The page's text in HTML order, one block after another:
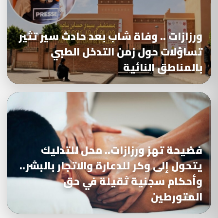
ورزازات .. وفاة شاب بعد حادث سير تثير
تساؤلات حول زمن التدخل الطبي
بالمناطق النائية
فضيحة تهز ورزازات.. محل للتدليك
يتحول إلى وكر للدعارة والاتجار بالبشر..
وأحكام سجنية ثقيلة في حق
المتورطين